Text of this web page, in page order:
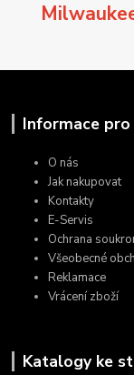
Informace pro
O nás
Jak nakupovat
Kontakty
E-Servis
Ochrana
Všeobecné
Reklamace
Vrácení zboží
Katalogy ke